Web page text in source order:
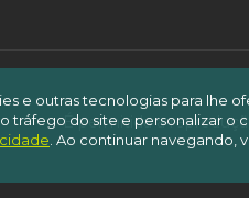
É permitida a
e outras tecnologias para lhe
tráfego do site e personalizar o
Ao continuar navegando,